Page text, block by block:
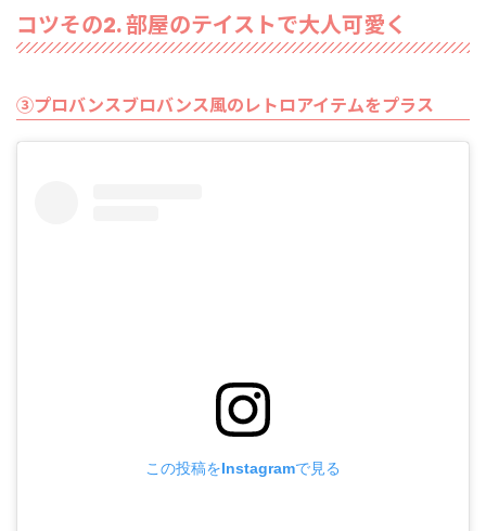
コツその2. 部屋のテイストで大人可愛く
③プロバンスブロバンス風のレトロアイテムをプラス
この投稿をInstagramで見る